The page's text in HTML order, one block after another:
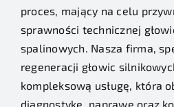
proces, mający na celu
sprawności technicznej
spalinowych. Nasza firma,
regeneracji głowic
kompleksową usługę, która
diagnostykę, naprawę oraz